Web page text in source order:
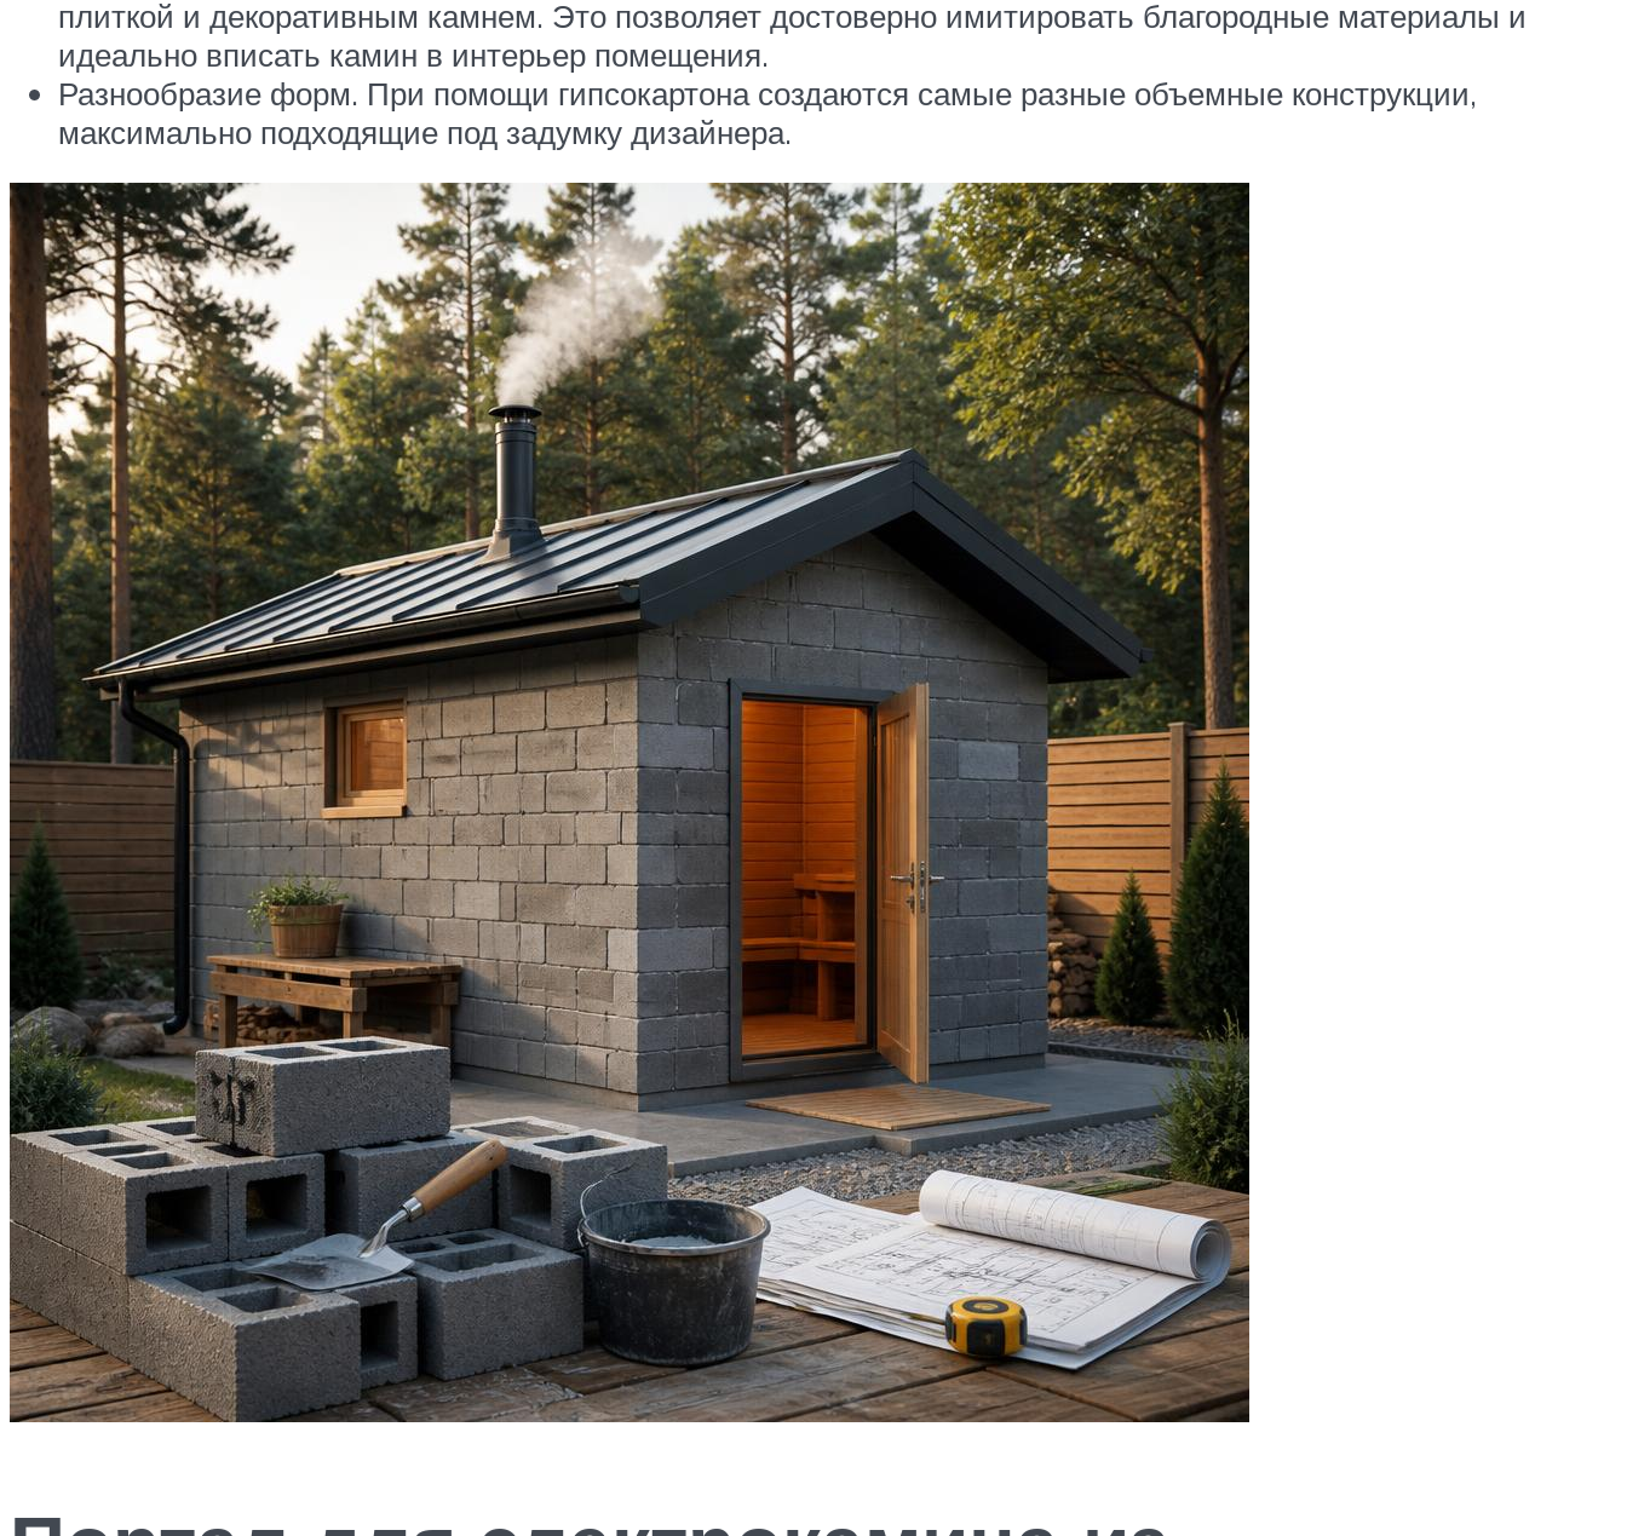
плиткой и декоративным камнем. Это позволяет достоверно имитировать благородные материалы и
идеально вписать камин в интерьер помещения.
Разнообразие форм. При помощи гипсокартона создаются самые разные объемные конструкции,
максимально подходящие под задумку дизайнера.